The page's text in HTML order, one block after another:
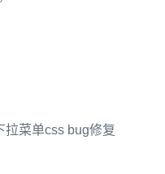
拉菜单css bug修复